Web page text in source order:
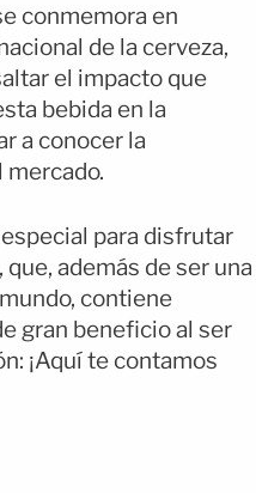
conmemora en
de la cerveza,
el impacto que
bebida en la
a conocer la
mercado.
para disfrutar
además de ser una
contiene
gran beneficio al ser
¡Aquí te contamos